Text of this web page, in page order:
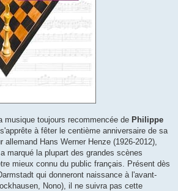
musique toujours recommencée de Philippe
s'apprête à fêter le centième anniversaire de sa
Hans Werner Henze (1926-2012),
marqué la plupart des grandes scènes
mieux connu du public français. Présent dès
qui donneront naissance à l'avant-
Nono), il ne suivra pas cette